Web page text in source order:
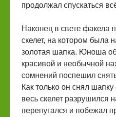
продолжал спускаться
Наконец в свете факела
скелет, на котором была
золотая шапка. Юноша
красивой и необычной
сомнений поспешил
Как только он снял
весь скелет разрушился
перепугался и побежал